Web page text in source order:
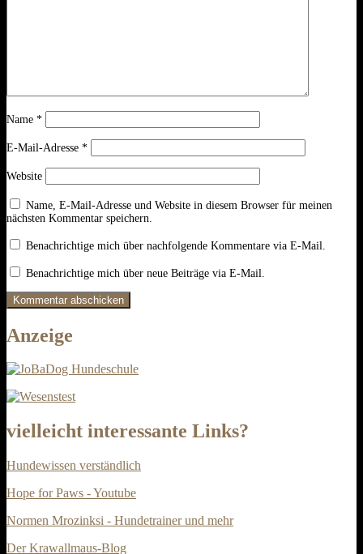
Name *
E-Mail-Adresse *
Website
Name, E-Mail-Adresse und Website in diesem Browser für meinen
nächsten Kommentar speichern.
Benachrichtige mich über nachfolgende Kommentare via E-Mail.
Benachrichtige mich über neue Beiträge via E-Mail.
Anzeige
vielleicht interessante Links?
Hundewissen verständlich
Hope for Paws - Youtube
Normen Mrozinksi - Hundetrainer und mehr
Der Krawallmaus-Blog